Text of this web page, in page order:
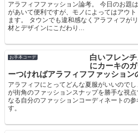
アラフィフファッション論考。 今日のお題
があいて便利ですが、モノによってはアウ
ます。 タウンでも違和感なくアラフィフが
材とデザインにこだわり...
お手本コーデ
白いフレン
にカーキの
ーつければアラフィフファッション
アラフィフにとってどんな夏服がいいので
が街角のファッションスナップを勝手な視点
なる自分のファッションコーディネートの
す。